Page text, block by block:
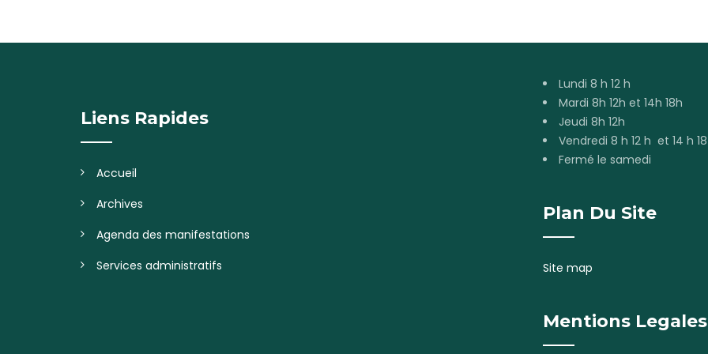
Liens Rapides
Accueil
Archives
Agenda des manifestations
Services administratifs
Lundi 8 h 12 h
Mardi 8h 12h et 14h 18h
Jeudi 8h 12h
Vendredi 8 h 12 h et 14 h
Fermé le samedi
Plan Du Site
Site map
Mentions Legales